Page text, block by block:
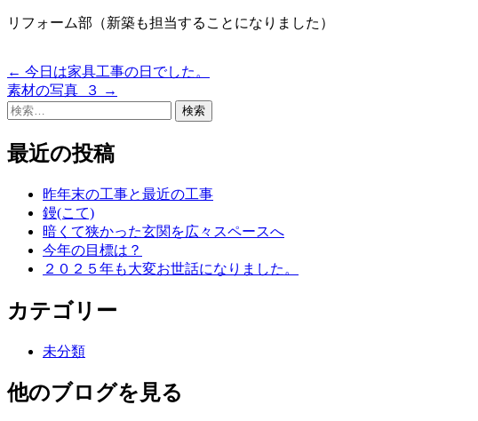
リフォーム部（新築も担当することになりました）
投
稿
ビ
ン
← 今日は家具工事の日でした。
素材の写真_３ →
検
最近の投稿
昨年末の工事と最近の工事
鏝(こて)
暗くて狭かった玄関を広々スペースへ
今年の目標は？
２０２５年も大変お世話になりました。
カテゴリー
未分類
他のブログを見る